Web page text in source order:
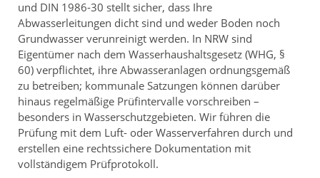
und DIN 1986-30 stellt sicher, dass Ihre
Abwasserleitungen dicht sind und weder Boden noch
Grundwasser verunreinigt werden. In NRW sind
Eigentümer nach dem Wasserhaushaltsgesetz (WHG, §
60) verpflichtet, ihre Abwasseranlagen ordnungsgemäß
zu betreiben; kommunale Satzungen können darüber
hinaus regelmäßige Prüfintervalle vorschreiben –
besonders in Wasserschutzgebieten. Wir führen die
Prüfung mit dem Luft- oder Wasserverfahren durch und
erstellen eine rechtssichere Dokumentation mit
vollständigem Prüfprotokoll.